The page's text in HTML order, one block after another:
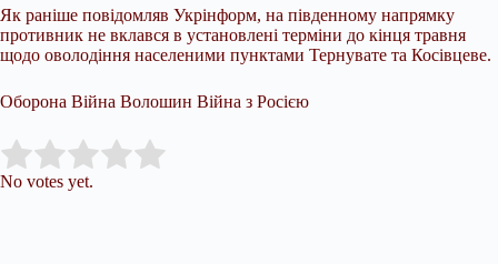
Як раніше повідомляв Укрінформ, на південному напрямку
противник не вклався в установлені терміни до кінця травня
щодо оволодіння населеними пунктами Тернувате та Косівцеве.
Оборона Війна Волошин Війна з Росією
Rate this item:
No votes yet.